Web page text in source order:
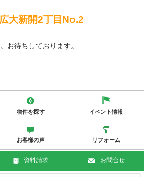
広大新開2丁目No.2
お待ちしております。
物件を探す イベント情報
お客様の声 リフォーム
資料請求 お問合せ